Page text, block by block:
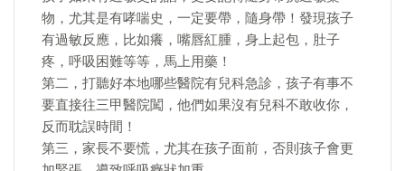
物，尤其是有哮喘史，一定要帶，隨身帶！發現孩子
有過敏反應，比如癢，嘴唇紅腫，身上起包，肚子
疼，呼吸困難等等，馬上用藥！
第二，打聽好本地哪些醫院有兒科急診，孩子有事不
要直接往三甲醫院闖，他們如果沒有兒科不敢收你，
反而耽誤時間！
第三，家長不要慌，尤其在孩子面前，否則孩子會更